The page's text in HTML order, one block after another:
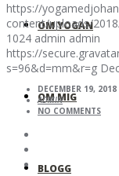
OM YOGAN
OM MIG
BLOGG
https://
content/uploads/
1024 admin admin
https://
s=96&d=mm&r=g
DECEMBER 19, 2018
ADMIN
NO COMMENTS